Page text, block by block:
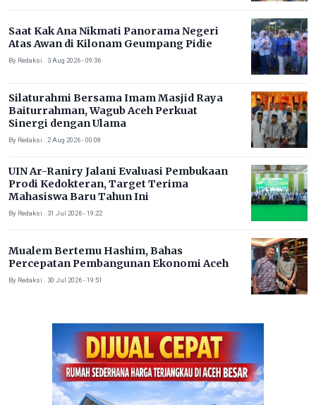
Saat Kak Ana Nikmati Panorama Negeri
Atas Awan di Kilonam Geumpang Pidie
By Redaksi . 3 Aug 2026 - 09:36
Silaturahmi Bersama Imam Masjid Raya
Baiturrahman, Wagub Aceh Perkuat
Sinergi dengan Ulama
By Redaksi . 2 Aug 2026 - 00:08
UIN Ar-Raniry Jalani Evaluasi Pembukaan
Prodi Kedokteran, Target Terima
Mahasiswa Baru Tahun Ini
By Redaksi . 31 Jul 2026 - 19:22
Mualem Bertemu Hashim, Bahas
Percepatan Pembangunan Ekonomi Aceh
By Redaksi . 30 Jul 2026 - 19:51